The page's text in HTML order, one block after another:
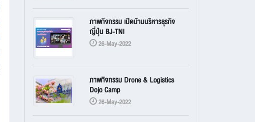
ภาพกิจกรรม เปิดบ้านบริหารธุรกิจ
ญี่ปุ่น BJ-TNI
26-May-2022
ภาพกิจกรรม Drone & Logistics
Dojo Camp
26-May-2022